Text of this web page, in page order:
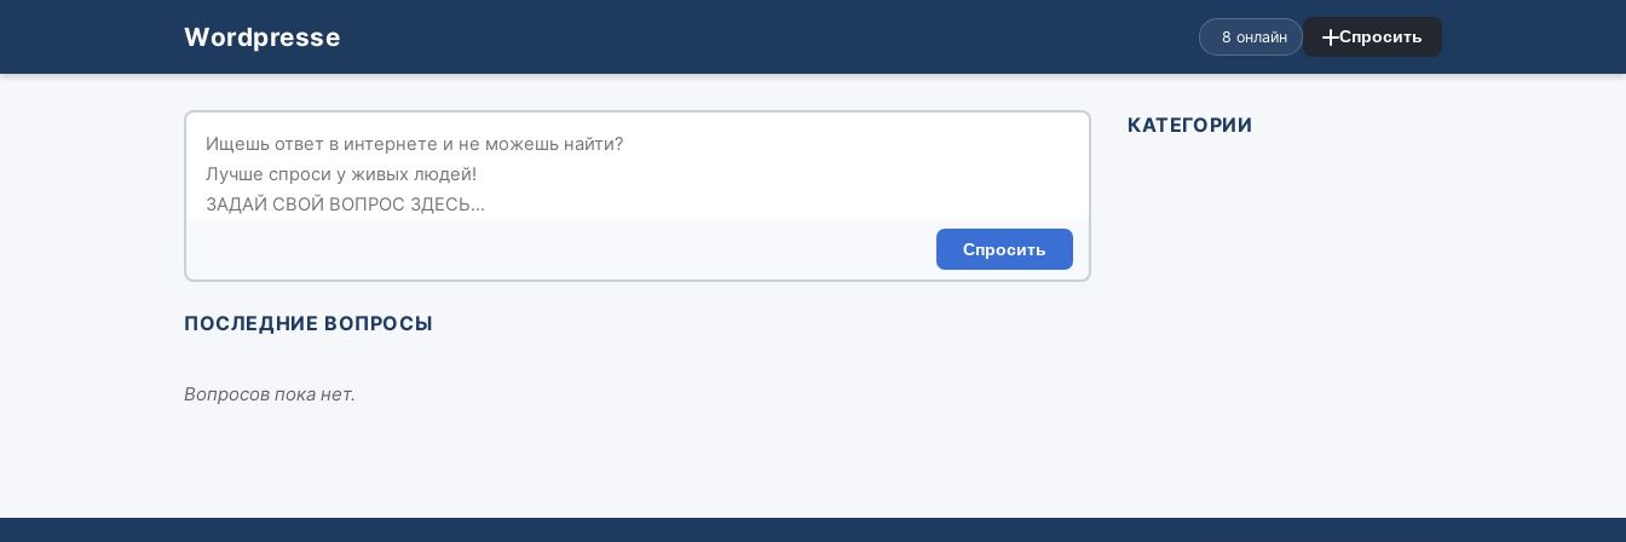
Wordpresse 8 онлайн Спросить
Спросить
ПОСЛЕДНИЕ ВОПРОСЫ
Вопросов пока нет.
КАТЕГОРИИ